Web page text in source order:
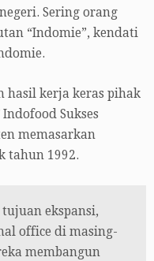
Sering orang
“Indomie”, kendati
hasil kerja keras pihak
Sukses
memasarkan
tahun 1992.
ekspansi,
office di masing-
membangun